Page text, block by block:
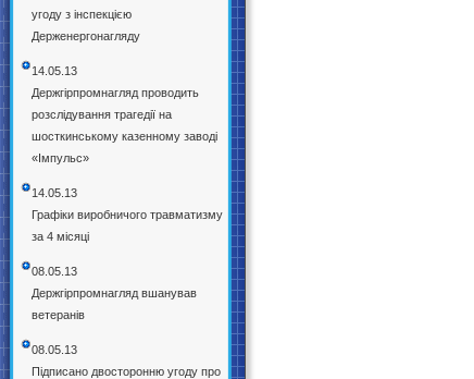
угоду з інспекцією
Держенергонагляду
14.05.13
Держгірпромнагляд проводить
розслідування трагедії на
шосткинському казенному заводі
«Імпульс»
14.05.13
Графіки виробничого травматизму
за 4 місяці
08.05.13
Держгірпромнагляд вшанував
ветеранів
08.05.13
Підписано двосторонню угоду про